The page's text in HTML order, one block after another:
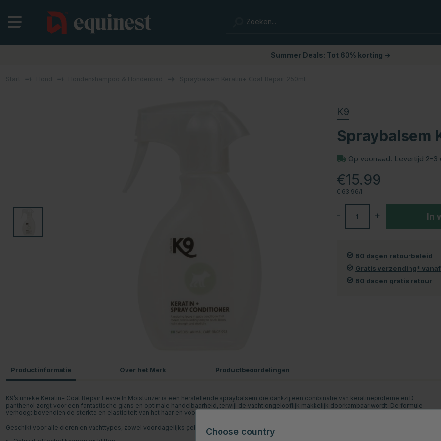
Summer Deals: Tot 60% korting →
K9
Spraybalsem
Op voorraad. Levertijd 2-3
€15.99
€ 63.96/l
+
- In
60 dagen retourbeleid
Gratis verzending*
60 dagen gratis retour
Productinformatie
K9’s unieke Keratin+ Coat Repair Leave In Moisturizer is een herstellende spraybalsem die dankzij een combinatie van keratineproteïne en D-
panthenol zorgt voor een fantastische glans en optimale handelbaarheid, terwijl de vacht ongelooflijk makkelijk doorkambaar wordt. De formule
verhoogt bovendien de sterkte en elasticiteit van het haar en voorkomt statische elektriciteit.
Geschikt voor alle dieren en vachttypes, zowel voor dagelijks gebruik als voor wedstrijden!
Over het Merk Productbeoordelingen
Choose country